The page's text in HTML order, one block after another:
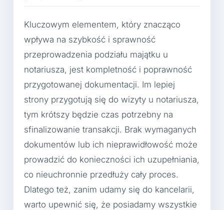
Kluczowym elementem, który znacząco
wpływa na szybkość i sprawność
przeprowadzenia podziału majątku u
notariusza, jest kompletność i poprawność
przygotowanej dokumentacji. Im lepiej
strony przygotują się do wizyty u notariusza,
tym krótszy będzie czas potrzebny na
sfinalizowanie transakcji. Brak wymaganych
dokumentów lub ich nieprawidłowość może
prowadzić do konieczności ich uzupełniania,
co nieuchronnie przedłuży cały proces.
Dlatego też, zanim udamy się do kancelarii,
warto upewnić się, że posiadamy wszystkie